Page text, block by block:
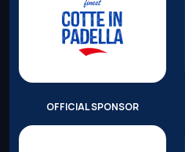
OFFICIAL SPONSOR